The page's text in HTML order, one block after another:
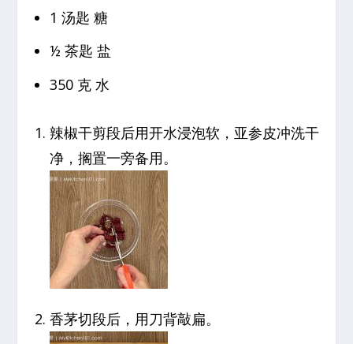
1 汤匙 糖
½ 茶匙 盐
350 克 水
辣椒干剪段后用开水浸泡软，亚参皮冲洗干
净，搁置一旁备用。
香茅切段后，用刀背敲扁。